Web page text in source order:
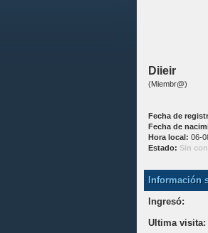
Diieir
(Miembr@)
Fecha de
Fecha de
Hora local: 06-
Estado: Sin
Información
Ingresó:
Ultima visita: